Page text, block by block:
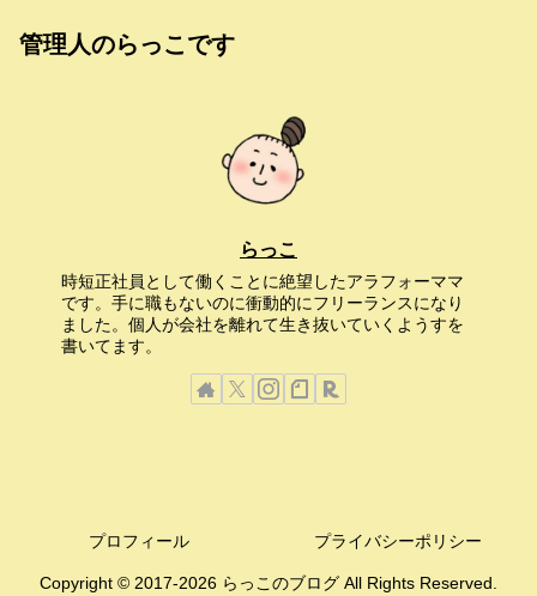
管理人のらっこです
らっこ
時短正社員として働くことに絶望したアラフォーママ
です。手に職もないのに衝動的にフリーランスになり
ました。個人が会社を離れて生き抜いていくようすを
書いてます。
プロフィール プライバシーポリシー
Copyright © 2017-2026 らっこのブログ All Rights Reserved.